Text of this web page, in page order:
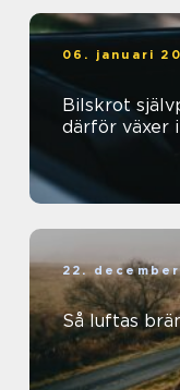
06. januari
Bilskrot
därför växer
22.
Så luftas